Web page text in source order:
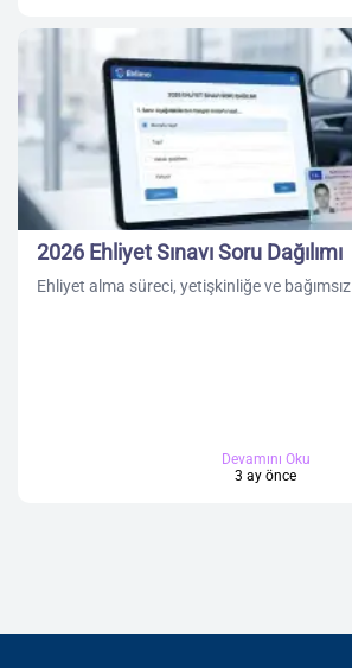
2026 Ehliyet Sınavı Soru Dağılımı
Ehliyet alma süreci, yetişkinliğe ve
Devamını Oku
3 ay önce